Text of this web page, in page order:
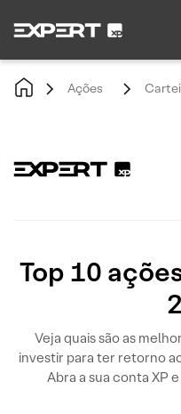
Ações
Top 10
Veja quais são as
investir para ter retorno
Abra a sua conta XP